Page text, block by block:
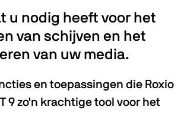
u nodig heeft voor het
van schijven en het
van uw media.
en toepassingen die Roxio
9 zo'n krachtige tool voor het